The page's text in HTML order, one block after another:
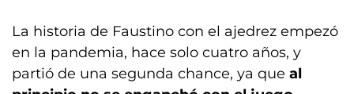
La historia de Faustino con el ajedrez empezó
en la pandemia, hace solo cuatro años, y
partió de una segunda chance, ya que al